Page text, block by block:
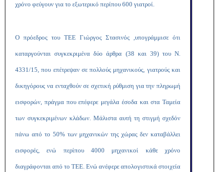
χρόνο φεύγουν για το εξωτερικό περίπου 600 γιατροί.
Ο πρόεδρος του ΤΕΕ Γιώργος Στασινός ,υπογράμμισε ότι
καταργούνται συγκεκριμένα δύο άρθρα (38 και 39) του Ν.
4331/15, που επέτρεψαν σε πολλούς μηχανικούς, γιατρούς και
δικηγόρους να ενταχθούν σε σχετική ρύθμιση για την πληρωμή
εισφορών, πράγμα που επέφερε μεγάλα έσοδα και στα Ταμεία
των συγκεκριμένων κλάδων. Μάλιστα αυτή τη στιγμή σχεδόν
πάνω από το 50% των μηχανικών της χώρας δεν καταβάλλει
εισφορές, ενώ περίπου 4000 μηχανικοί κάθε χρόνο
διαγράφονται από το ΤΕΕ. Ενώ ανέφερε απολογιστικά στοιχεία